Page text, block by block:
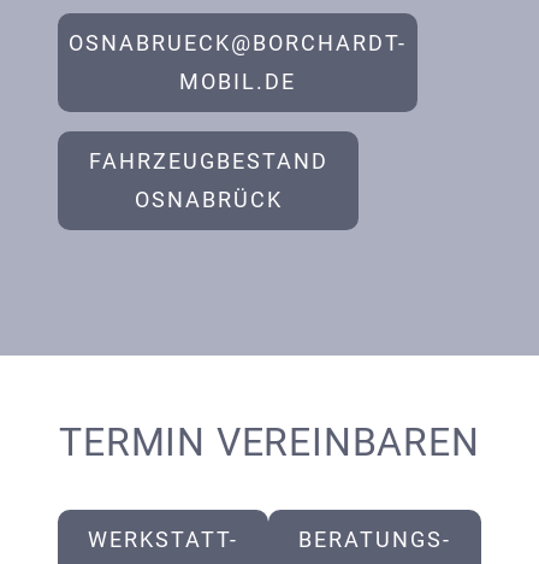
OSNABRUECK@BORCHARDT-
MOBIL.DE
FAHRZEUGBESTAND
OSNABRÜCK
TERMIN VEREINBAREN
WERKSTATT-
BERATUNGS-